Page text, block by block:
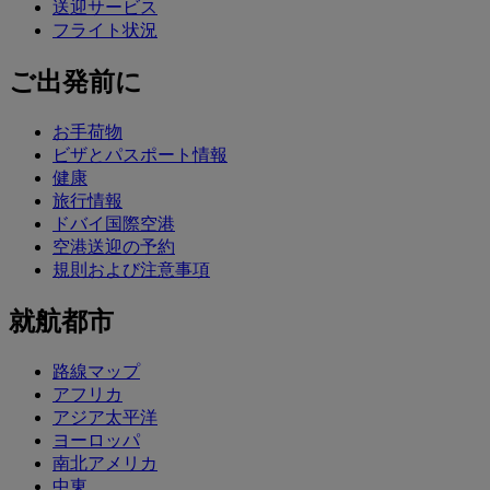
送迎サービス
フライト状況
ご出発前に
お手荷物
ビザとパスポート情報
健康
旅行情報
ドバイ国際空港
空港送迎の予約
規則および注意事項
就航都市
路線マップ
アフリカ
アジア太平洋
ヨーロッパ
南北アメリカ
中東